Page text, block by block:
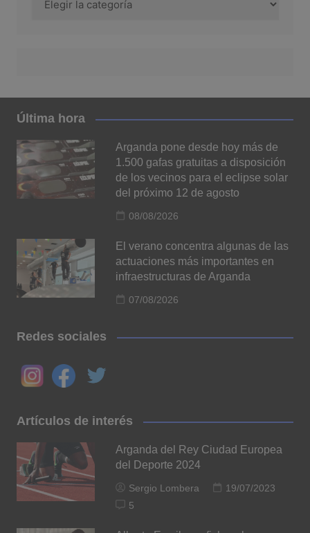
Última hora
Arganda pone desde hoy más de
1.500 gafas gratuitas a disposición
de los vecinos para el eclipse solar
del próximo 12 de agosto
08/08/2026
El verano concentra algunas de las
actuaciones más importantes en
infraestructuras de Arganda
07/08/2026
Redes sociales
Artículos de interés
Arganda del Rey Ciudad Europea
del Deporte 2024
Sergio Lombera
19/07/2023
5